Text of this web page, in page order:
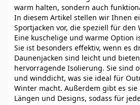
warm halten, sondern auch
In diesem Artikel stellen wir Ihnen
Sportjacken vor, die speziell für
Eine kuschelige und warme Option
Sie ist besonders effektiv, wenn es
Daunenjacken sind leicht und
hervorragende Isolierung. Sie sind
und winddicht, was sie ideal für
Winter macht. Außerdem gibt es sie
Längen und Designs, sodass für